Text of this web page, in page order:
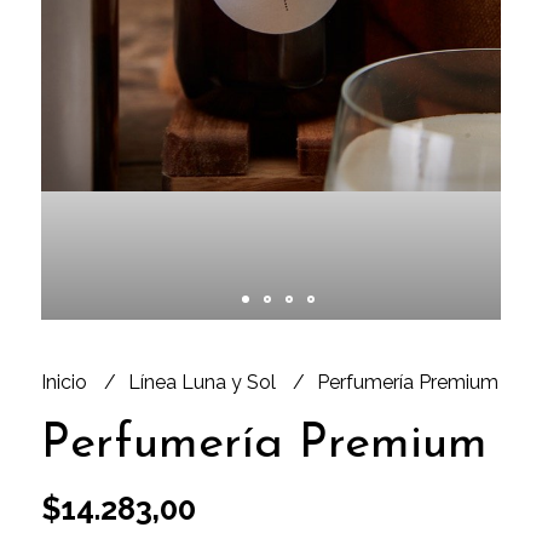
Inicio Línea Luna y Sol Perfumería Premium
Perfumería Premium
$14.283,00